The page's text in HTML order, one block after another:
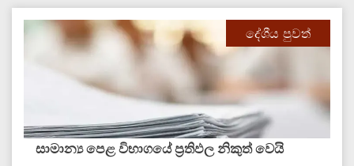
දේශීය පුවත්
සාමාන්‍ය පෙළ විභාගයේ ප්‍රතිඵල නිකුත් වෙයි